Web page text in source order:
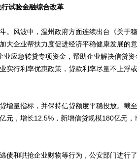
试验金融综合改革
风波中，温州政府方面连续出台《关于
大企业帮扶力度促进经济平稳健康发展的
业应急转贷专项资金，帮助企业解决信贷
实行利率优惠政策，贷款利率尽量不上浮
量指标，并保持信贷额度平稳投放。截
元，增长12.5%，新增信贷规模180亿元，
和哄抢企业财物等行为，公安部门进行了